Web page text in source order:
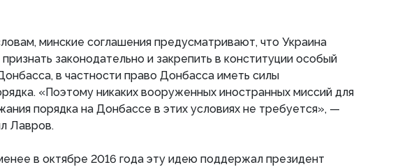
минские соглашения предусматривают, что Украина
признать законодательно и закрепить в конституции особый
в частности право Донбасса иметь силы
«Поэтому никаких вооруженных иностранных миссий для
порядка на Донбассе в этих условиях не требуется», —
Лавров.
в октябре 2016 года эту идею поддержал президент